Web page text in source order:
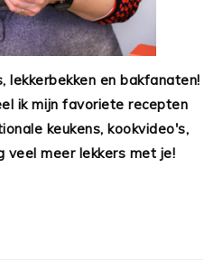
lekkerbekken en bakfanaten!
ik mijn favoriete recepten
keukens, kookvideo's,
meer lekkers met je!